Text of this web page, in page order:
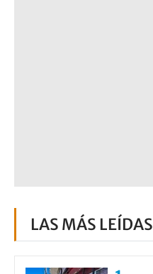
LAS MÁS LEÍDAS